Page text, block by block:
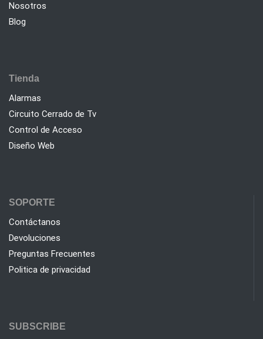
Nosotros
Blog
Tienda
Alarmas
Circuito Cerrado de Tv
Control de Acceso
Diseño Web
SOPORTE
Contáctanos
Devoluciones
Preguntas Frecuentes
Politica de privacidad
SUBSCRIBE